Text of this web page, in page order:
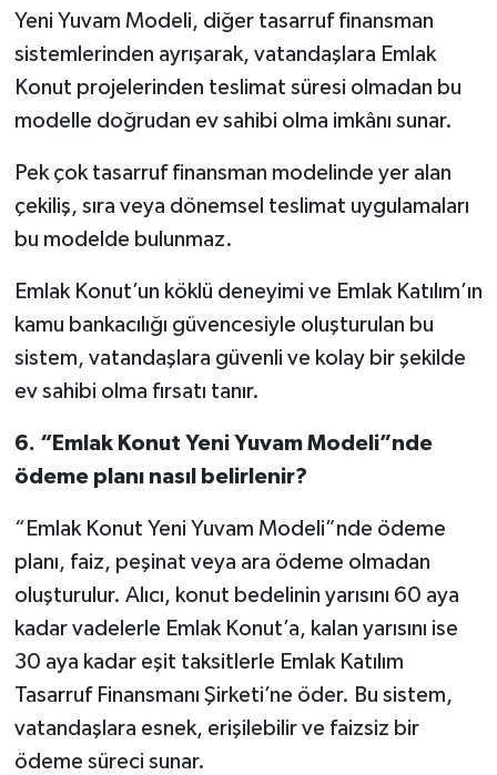
Yeni Yuvam Modeli, diğer tasarruf finansman
sistemlerinden ayrışarak, vatandaşlara Emlak
Konut projelerinden teslimat süresi olmadan bu
modelle doğrudan ev sahibi olma imkânı sunar.
Pek çok tasarruf finansman modelinde yer alan
çekiliş, sıra veya dönemsel teslimat uygulamaları
bu modelde bulunmaz.
Emlak Konut’un köklü deneyimi ve Emlak Katılım’ın
kamu bankacılığı güvencesiyle oluşturulan bu
sistem, vatandaşlara güvenli ve kolay bir şekilde
ev sahibi olma fırsatı tanır.
6. “Emlak Konut Yeni Yuvam Modeli”nde
ödeme planı nasıl belirlenir?
“Emlak Konut Yeni Yuvam Modeli”nde ödeme
planı, faiz, peşinat veya ara ödeme olmadan
oluşturulur. Alıcı, konut bedelinin yarısını 60 aya
kadar vadelerle Emlak Konut’a, kalan yarısını ise
30 aya kadar eşit taksitlerle Emlak Katılım
Tasarruf Finansmanı Şirketi’ne öder. Bu sistem,
vatandaşlara esnek, erişilebilir ve faizsiz bir
ödeme süreci sunar.